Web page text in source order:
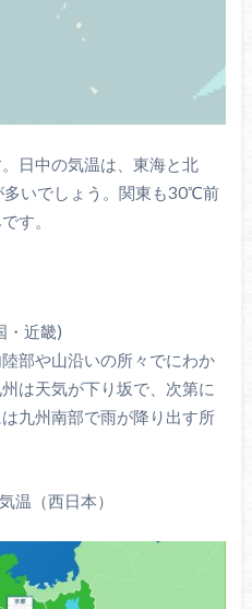
日中の気温は、東海と北
いでしょう。関東も30℃前
す。
・近畿)
部や山沿いの所々でにわか
は天気が下り坂で、次第に
九州南部で雨が降り出す所
温（西日本）